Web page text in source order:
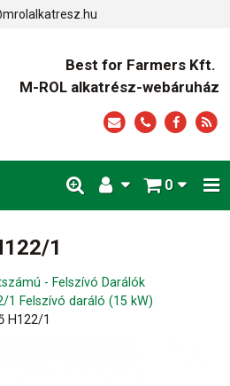
Best for Farmers Kft.
M-ROL alkatrész-webáruház
0
1
- Felszívó Darálók
1 Felszívó daráló (15 kW)
H122/1